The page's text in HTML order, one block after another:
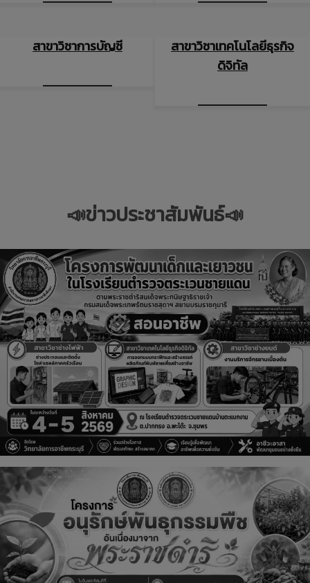
สาขาวิชาการบัญชี
สาขาวิชาเทคโนโลยีธุรกิจ
ดิจิทัล
📣ข่าวประชาสัมพันธ์📣